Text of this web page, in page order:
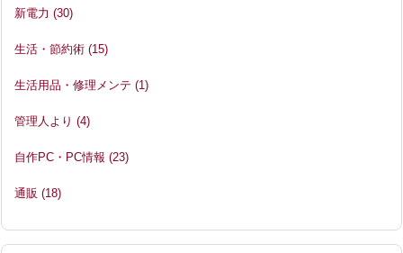
新電力 (30)
生活・節約術 (15)
生活用品・修理メンテ (1)
管理人より (4)
自作PC・PC情報 (23)
通販 (18)